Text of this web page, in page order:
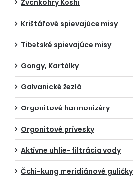
Zvonkohry Koshi
Krištáľové spievajúce misy
Tibetské spievajúce misy
Gongy, Kartálky
Galvanické žezlá
Orgonitové harmonizéry
Orgonitové prívesky
Aktívne uhlie- filtrácia vody
Čchi-kung meridiánové guličky